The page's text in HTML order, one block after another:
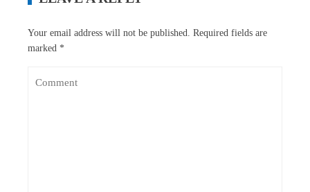
Your email address will not be published. Required fields are
marked *